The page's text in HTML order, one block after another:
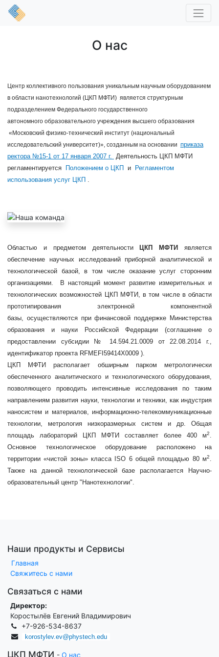
О нас
Центр коллективного пользования уникальным научным оборудованием
в области нанотехнологий (ЦКП МФТИ) является структурным
подразделением Федерального государственного
автономного образовательного учреждения высшего образования
«Московский физико-технический институт (национальный
исследовательский университет)», созданным на основании приказа
ректора №15-1 от 17 января 2007 г. Деятельность ЦКП МФТИ
регламентируется
Положением о ЦКП и
Регламентом
использования услуг ЦКП .
Областью и предметом деятельностиЦКП МФТИ является
обеспечение научных исследований приборной аналитической и
технологической базой, в том числе оказание услуг сторонним
организациями.
В настоящий момент развитие измерительных и
технологических возможностей ЦКП МФТИ, в том числе в области
прототипирования электронной компонентной
базы, осуществляются при финансовой поддержке Министерства
образования и науки Российской Федерации (соглашение о
предоставлении субсидии № 14.594.21.0009 от 22.08.2014 г.,
идентификатор проекта RFMEFI59414X0009 ).
ЦКП МФТИ располагает обширным парком метрологически
обеспеченного аналитического и технологического оборудования,
позволяющего проводить интенсивные исследования по таким
направлениям развития науки, технологии и техники, как индустрия
наносистем и материалов, информационно-телекоммуникационные
технологии, метрология низкоразмерных систем и др. Общая
площадь лабораторий ЦКП МФТИ составляет более 400 м2
Основное технологическое оборудование расположено на
территории «чистой зоны» класса ISO 6 общей площадью 80 м2
Также на данной технологической базе располагается Научно-
образовательный центр "Нанотехнологии".
Наши продукты и Сервисы
Главная
Свяжитесь с нами
Связаться с нами
Директор:
Коростылёв Евгений Владимирович
+7-926-534-8637
korostylev.ev@phystech.edu
ЦКП МФТИ - О нас